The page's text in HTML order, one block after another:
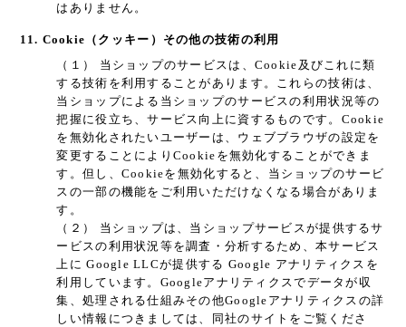
はありません。
11. Cookie（クッキー）その他の技術の利用
（１） 当ショップのサービスは、Cookie及びこれに類
する技術を利用することがあります。これらの技術は、
当ショップによる当ショップのサービスの利用状況等の
把握に役立ち、サービス向上に資するものです。Cookie
を無効化されたいユーザーは、ウェブブラウザの設定を
変更することによりCookieを無効化することができま
す。但し、Cookieを無効化すると、当ショップのサービ
スの一部の機能をご利用いただけなくなる場合がありま
す。
（２） 当ショップは、当ショップサービスが提供するサ
ービスの利用状況等を調査・分析するため、本サービス
上に Google LLCが提供する Google アナリティクスを
利用しています。Googleアナリティクスでデータが収
集、処理される仕組みその他Googleアナリティクスの詳
しい情報につきましては、同社のサイトをご覧くださ